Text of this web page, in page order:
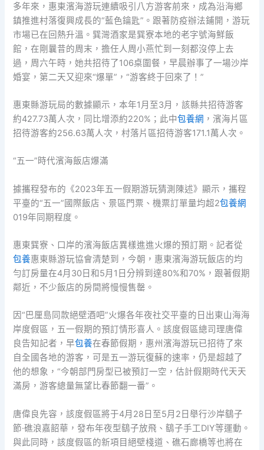
多年來，惠東濱海游玩連續吸引八方游客前來，成為沿海鄉
鎮推進村落復興成長的“藍色鑰匙”。跟著防疫辦法鋪開，游玩
市場已在回熱升溫。巽灣酒家是巽寮本地的老字號海鮮飯
館，在剛曩昔的周末，擔任人周小燕忙到一刻都沒停上去
過，周六午時，她共招待了106桌圍餐，早晨辦事了一場沙岸
婚宴，第二天又迎來“爆單”，“游客終于回來了！”
惠東縣游玩局的數據顯示，本年1月至3月，該縣共招待游客
約427.73萬人次，同比增添約220%；此中包養網 ，濱海片區
招待游客約256.63萬人次，村落片區招待游客171.1萬人次。
“五一”時代濱海飯店爆滿
據攜程發布的《2023年五一假期游玩猜測陳述》顯示，攜程
平臺的“五一”國際飯店、景區門票、機票訂單量均超2包養網
019年同期程度。
惠東巽寮、口岸的濱海飯店異樣進進火爆的預訂期。記者從
包養惠東縣游玩協會清楚到，今朝，惠東濱海游玩飯店的均
勻訂房量在4月30日和5月1日分辨到達80%和70%，跟著假期
鄰近，不少飯店的房間將慢慢售罄。
因“巴厘島同款絕壁酒吧”火爆各年夜社交平臺的日出東山海海
岸度假區，五一假期的預訂情形喜人。該度假區總司理唐偉
良告知記者，早包養在春節假期，惠州濱海游玩已招待了來
自全國各地的游客，可是五一游玩復蘇的速率，仍是超越了
他的想象，“今朝部門房型已被預訂一空，估計假期時代天天
滿房，游客總量無望比春節翻一番”。
唐偉良先容，該度假區將于4月28日至5月2日舉行沙岸鷂子
節·礁浪嘉韶華，發布年夜型鷂子放飛、鷂子手工DIY等運動。
與此同時，該度假區的新項目絕壁棧道、礁石廊橋等也將在